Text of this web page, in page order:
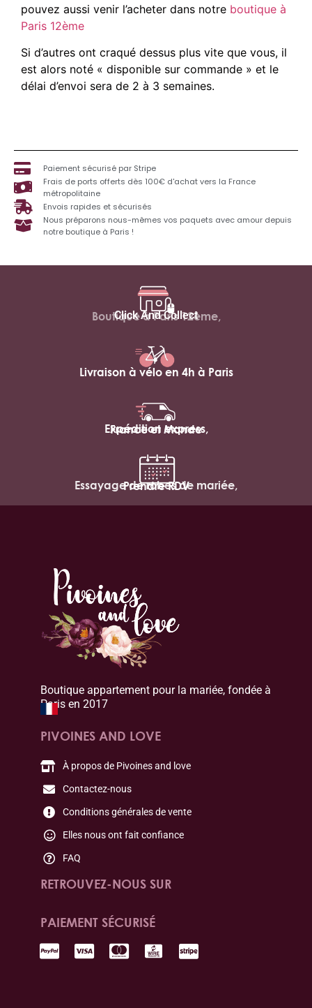
pouvez aussi venir l’acheter dans notre boutique à
Paris 12ème
Si d’autres ont craqué dessus plus vite que vous, il
est alors noté « disponible sur commande » et le
délai d’envoi sera de 2 à 3 semaines.
Paiement sécurisé par Stripe
Frais de ports offerts dès 100€ d'achat vers la France
métropolitaine
Envois rapides et sécurisés
Nous préparons nous-mêmes vos paquets avec amour depuis
notre boutique à Paris !
Click And Collect
Boutique à Paris 12ème,
Livraison à vélo en 4h à Paris
Expédition express,
France et Monde
Essayage de robes de mariée,
Prendre RDV
Boutique appartement pour la mariée, fondée à
Paris en 2017
PIVOINES AND LOVE
À propos de Pivoines and love
Contactez-nous
Conditions générales de vente
Elles nous ont fait confiance
FAQ
RETROUVEZ-NOUS SUR
PAIEMENT SÉCURISÉ